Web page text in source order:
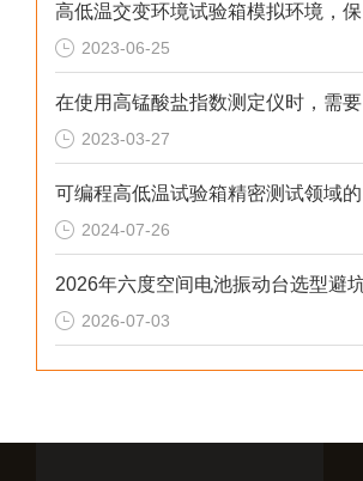
2023-06-25
2023-03-27
2024-07-26
2026-07-03